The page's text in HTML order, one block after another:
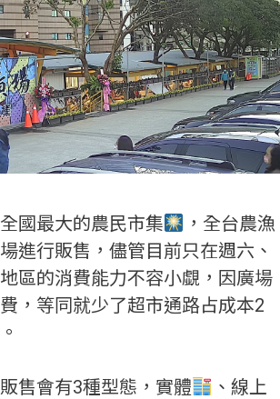
國最大的農民市集
，全台農漁
進行販售，儘管目前只在週六、
區的消費能力不容小覷，因廣場
，等同就少了超市通路占成本2
售會有3種型態，實體
、線上